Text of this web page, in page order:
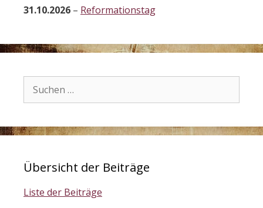
31.10.2026 – Reformationstag
nach:
Übersicht der Beiträge
Liste der Beiträge